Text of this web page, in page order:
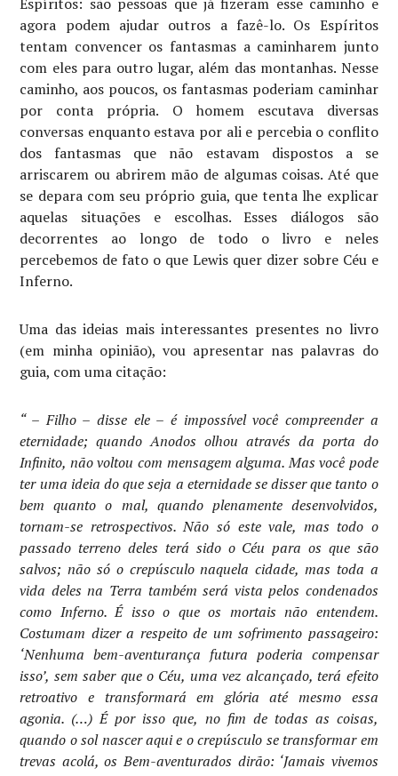
agora podem ajudar outros a fazê-lo. Os Espíritos
tentam convencer os fantasmas a caminharem junto
com eles para outro lugar, além das montanhas. Nesse
caminho, aos poucos, os fantasmas poderiam caminhar
por conta própria. O homem escutava diversas
conversas enquanto estava por ali e percebia o conflito
dos fantasmas que não estavam dispostos a se
arriscarem ou abrirem mão de algumas coisas. Até que
se depara com seu próprio guia, que tenta lhe explicar
aquelas situações e escolhas. Esses diálogos são
decorrentes ao longo de todo o livro e neles
percebemos de fato o que Lewis quer dizer sobre Céu e
Inferno.
Uma das ideias mais interessantes presentes no livro
(em minha opinião), vou apresentar nas palavras do
guia, com uma citação:
“ – Filho – disse ele – é impossível você compreender a
eternidade; quando Anodos olhou através da porta do
Infinito, não voltou com mensagem alguma. Mas você pode
ter uma ideia do que seja a eternidade se disser que tanto o
bem quanto o mal, quando plenamente desenvolvidos,
tornam-se retrospectivos. Não só este vale, mas todo o
passado terreno deles terá sido o Céu para os que são
salvos; não só o crepúsculo naquela cidade, mas toda a
vida deles na Terra também será vista pelos condenados
como Inferno. É isso o que os mortais não entendem.
Costumam dizer a respeito de um sofrimento passageiro:
‘Nenhuma bem-aventurança futura poderia compensar
isso’, sem saber que o Céu, uma vez alcançado, terá efeito
retroativo e transformará em glória até mesmo essa
agonia. (…) É por isso que, no fim de todas as coisas,
quando o sol nascer aqui e o crepúsculo se transformar em
trevas acolá, os Bem-aventurados dirão: ‘Jamais vivemos